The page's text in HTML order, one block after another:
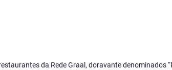
da Rede Graal, doravante denominados